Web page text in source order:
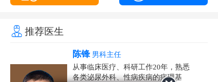
推荐医生
陈锋 男科主任
从事临床医疗、科研工作20年，熟悉
各类泌尿外科、性病疾病的病理基